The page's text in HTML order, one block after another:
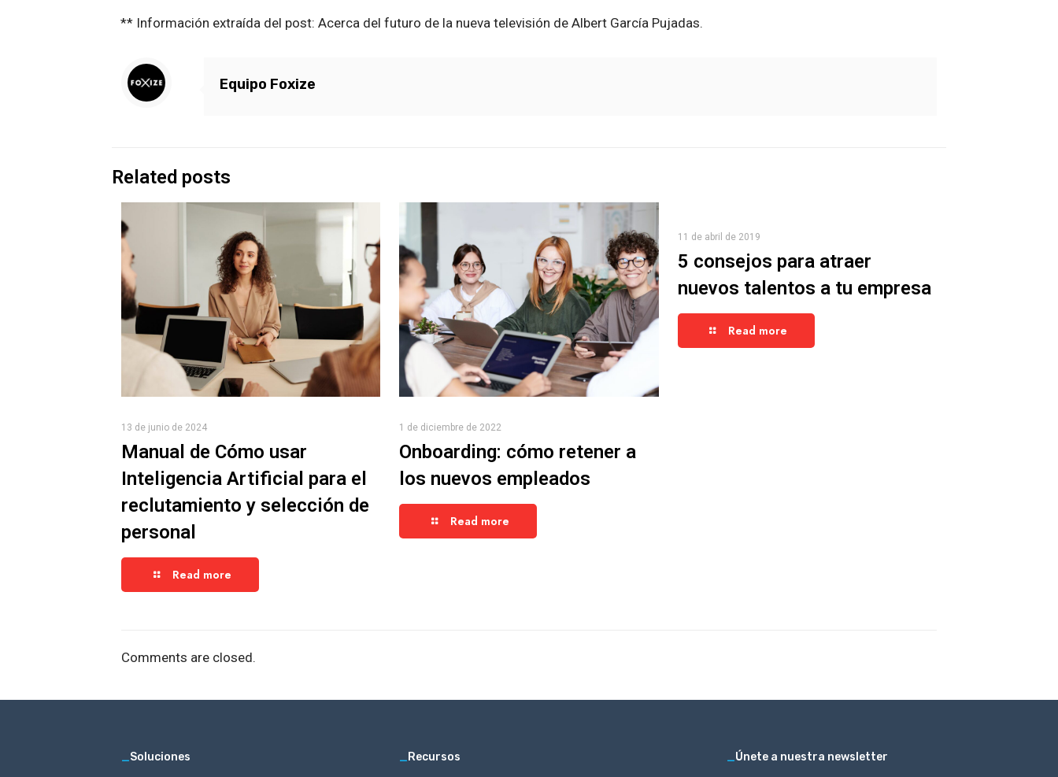
** Información extraída del post: Acerca del futuro de la nueva televisión de Albert García Pujadas.
Equipo Foxize
Related posts
13 de junio de 2024
Manual de Cómo usar
Inteligencia Artificial para el
reclutamiento y selección de
personal
Read more
1 de diciembre de 2022
Onboarding: cómo retener a
los nuevos empleados
Read more
11 de abril de 2019
5 consejos para atraer
nuevos talentos a tu empresa
Read more
Comments are closed.
_Soluciones _Recursos _Únete a nuestra newsletter